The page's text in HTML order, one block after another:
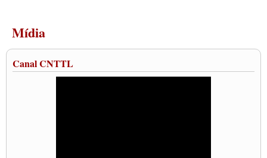
Mídia
Canal CNTTL